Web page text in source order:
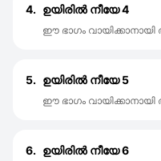
4. ഉയിരിൽ നീയേ 4
ഈ ഭാഗം
5. ഉയിരിൽ നീയേ 5
ഈ ഭാഗം
6. ഉയിരിൽ നീയേ 6